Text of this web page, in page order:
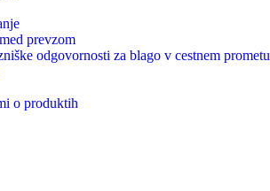
prevzom
odgovornosti za blago v cestnem prometu
o produktih